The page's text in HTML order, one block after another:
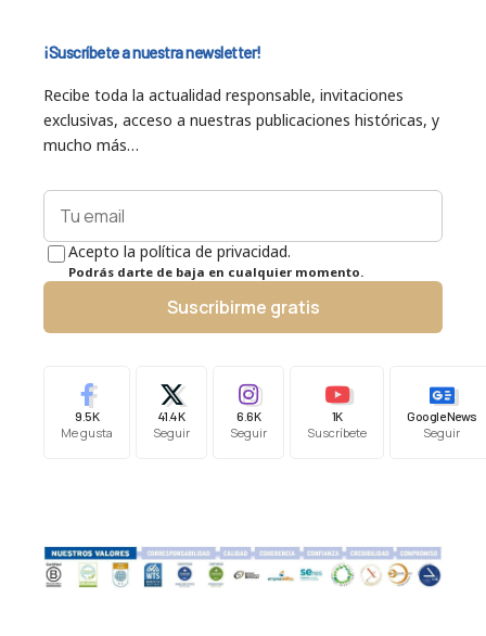
¡Suscríbete a nuestra newsletter!
Recibe toda la actualidad responsable, invitaciones
exclusivas, acceso a nuestras publicaciones históricas, y
mucho más…
Acepto la política de privacidad.
Podrás darte de baja en cualquier momento.
Suscribirme gratis
9.5K
Me gusta
41.4K
Seguir
6.6K
Seguir
1K
Suscríbete
Google News
Seguir